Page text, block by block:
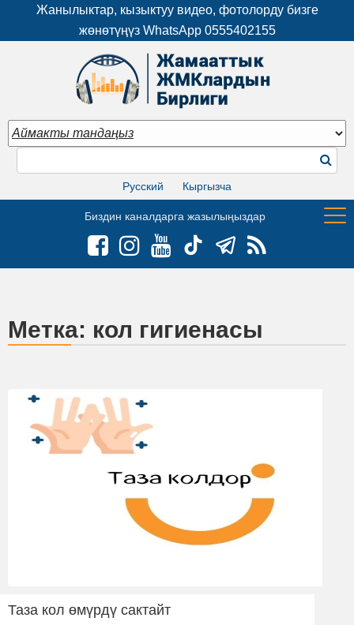
Жанылыктар, кызыктуу видео, фотолорду бизге
жөнөтүңүз WhatsApp 0555402155
Русский Кыргызча
Биздин каналдарга жазылыңыздар
Метка: кол гигиенасы
Таза кол өмүрдү сактайт